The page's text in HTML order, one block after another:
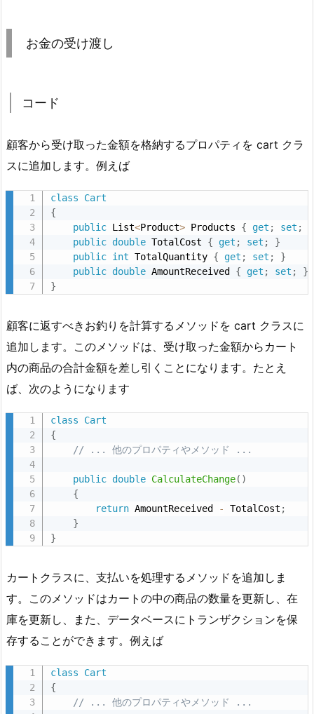
お金の受け渡し
コード
顧客から受け取った金額を格納するプロパティを cart クラ
スに追加します。例えば
class
Cart
{
public List<Product> Products { get ; set ;
public double TotalCost { get ; set ;
}
public int TotalQuantity { get ; set ;
}
public double AmountReceived { get ; set ;
}
}
顧客に返すべきお釣りを計算するメソッドを cart クラスに
追加します。このメソッドは、受け取った金額からカート
内の商品の合計金額を差し引くことになります。たとえ
ば、次のようになります
class
Cart
{
// ... 他のプロパティやメソッド ...
public double CalculateChange( )
{
return AmountReceived - TotalCost ;
}
}
カートクラスに、支払いを処理するメソッドを追加しま
す。このメソッドはカートの中の商品の数量を更新し、在
庫を更新し、また、データベースにトランザクションを保
存することができます。例えば
class
Cart
{
// ... 他のプロパティやメソッド ...